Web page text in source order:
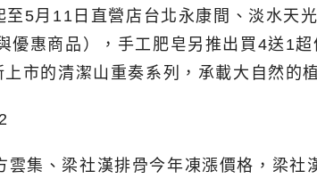
至5月11日直營店台北永康間、淡水天
優惠商品），手工肥皂另推出買4送1
市的清潔山重奏系列，承載大自然的
雲集、梁社漢排骨今年凍漲價格，梁